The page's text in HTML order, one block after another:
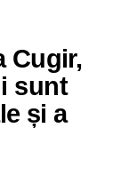
Cugir,
sunt
și a